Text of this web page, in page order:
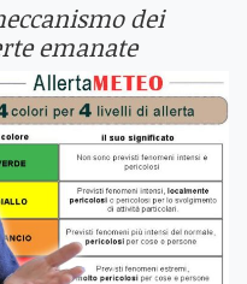
dei
emanate